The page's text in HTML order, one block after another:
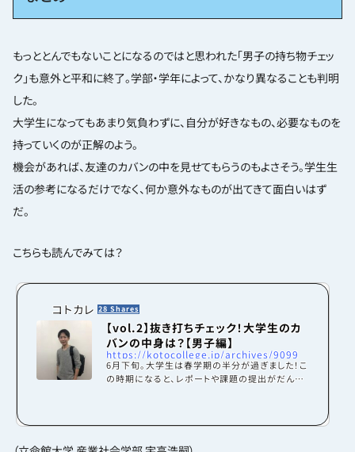
もっととんでもないことになるのではと思われた「男子の持ち物チェッ
ク」も意外と平和に終了。学部・学年によって、かなり異なることも判明
した。
大学生になってもあまり気負わずに、自分が好きなもの、必要なものを
持っていくのが正解のよう。
機会があれば、友達のカバンの中を見せてもらうのもよさそう。学生生
活の参考になるだけでなく、何か意外なものが出てきて面白いはず
だ。
こちらも読んでみては？
コトカレ 28 Shares
【vol.2】抜き打ちチェック！大学生のカ
バンの中身は？【男子編】
https://kotocollege.jp/archives/9099
6月下旬。大学生は春学期の半分が過ぎました！こ
の時期になると、レポートや課題の提出がだんだ
持ち物が見れるのでしょうか！ワクワクしますね！